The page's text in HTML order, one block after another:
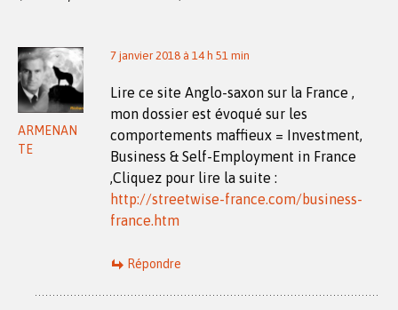
ARMENAN
TE
7 janvier 2018 à 14 h 51 min
Lire ce site Anglo-saxon sur la France ,
mon dossier est évoqué sur les
comportements maffieux = Investment,
Business & Self-Employment in France
,Cliquez pour lire la suite :
http://streetwise-france.com/business-
france.htm
Répondre